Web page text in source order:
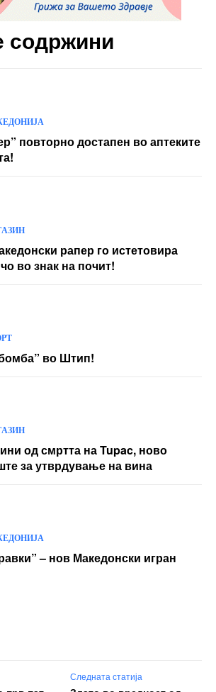
содржини
повторно достапен во аптеките
рапер го истетовира
во знак на почит!
во Штип!
од смртта на Tupac, ново
за утврдување на вина
– нов Македонски игран
Следната статија